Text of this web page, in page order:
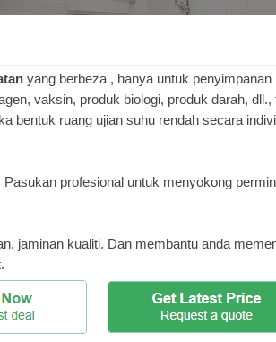
yang berbeza , hanya untuk
vaksin, produk biologi, produk darah,
bentuk ruang ujian suhu rendah secara
profesional untuk menyokong
jaminan kualiti. Dan membantu anda